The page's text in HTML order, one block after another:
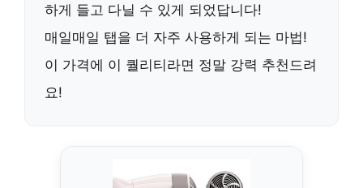
하게 들고 다닐 수 있게 되었답니다!
매일매일 탭을 더 자주 사용하게 되는 마법!
이 가격에 이 퀄리티라면 정말 강력 추천드려
요!